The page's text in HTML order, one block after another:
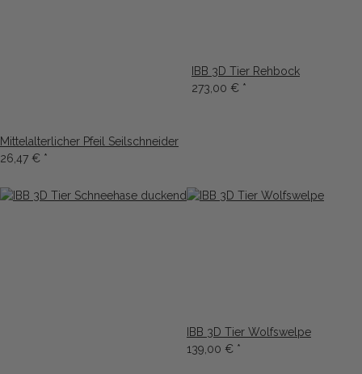
Mittelalterlicher Pfeil Seilschneider
26,47 € *
IBB 3D Tier Rehbock
273,00 € *
IBB 3D Tier Wolfswelpe
139,00 € *